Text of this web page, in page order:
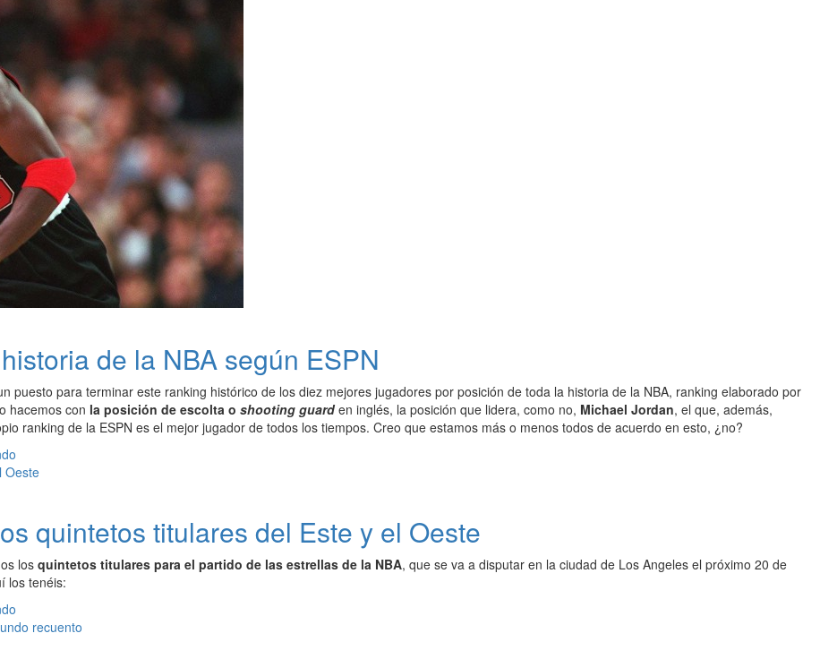
de la NBA según ESPN
puesto para terminar este ranking histórico de los diez mejores jugadores por posición de toda la historia de la NBA, ranking elaborado por
hacemos con la posición de escolta o shooting guarden inglés, la posición que lidera, como no, Michael Jordan, el que, además,
ranking de la ESPN es el mejor jugador de todos los tiempos. Creo que estamos más o menos todos de acuerdo en esto, ¿no?
quintetos titulares del Este y el Oeste
losquintetos titulares para el partido de las estrellas de la NBA, que se va a disputar en la ciudad de Los Angeles el próximo 20 de
los tenéis: